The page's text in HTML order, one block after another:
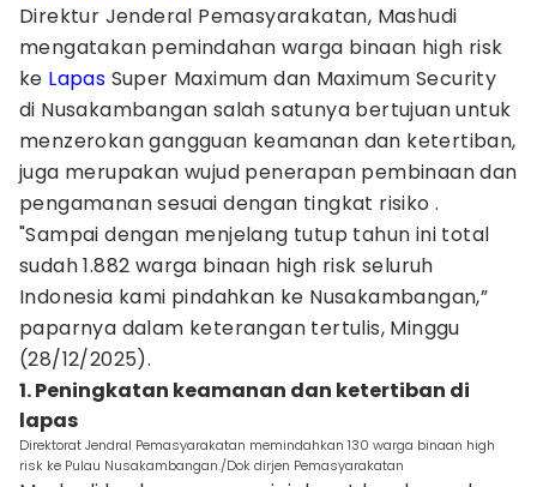
Direktur Jenderal Pemasyarakatan, Mashudi
mengatakan pemindahan warga binaan high risk
ke Lapas Super Maximum dan Maximum Security
di Nusakambangan salah satunya bertujuan untuk
menzerokan gangguan keamanan dan ketertiban,
juga merupakan wujud penerapan pembinaan dan
pengamanan sesuai dengan tingkat risiko .
"Sampai dengan menjelang tutup tahun ini total
sudah 1.882 warga binaan high risk seluruh
Indonesia kami pindahkan ke Nusakambangan,”
paparnya dalam keterangan tertulis, Minggu
(28/12/2025).
1. Peningkatan keamanan dan ketertiban di
lapas
Direktorat Jendral Pemasyarakatan memindahkan 130 warga binaan high
risk ke Pulau Nusakambangan./Dok dirjen Pemasyarakatan